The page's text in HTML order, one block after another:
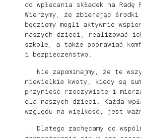
do wpłacania składek na Radę
Wierzymy, że zbierając środki
będziemy mogli aktywnie
naszych dzieci, realizować
szkole, a także poprawiać
i bezpieczeństwo.
Nie zapominajmy, że te
niewielkie kwoty, kiedy są
przynieść rzeczywiste i
dla naszych dzieci. Każda
względu na wielkość, jest
Dlatego zachęcamy do